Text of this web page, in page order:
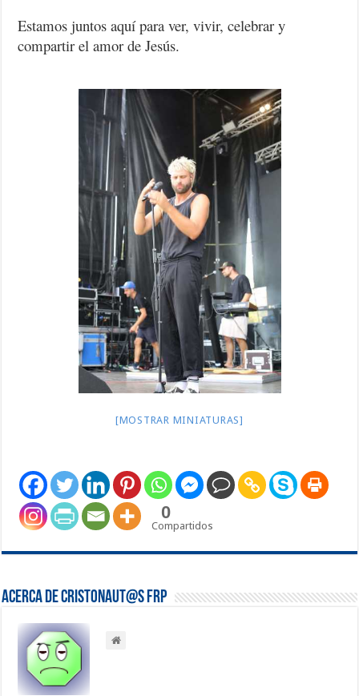
Estamos juntos aquí para ver, vivir, celebrar y
compartir el amor de Jesús.
[MOSTRAR MINIATURAS]
0
Compartidos
Acerca de Cristonaut@s FRP